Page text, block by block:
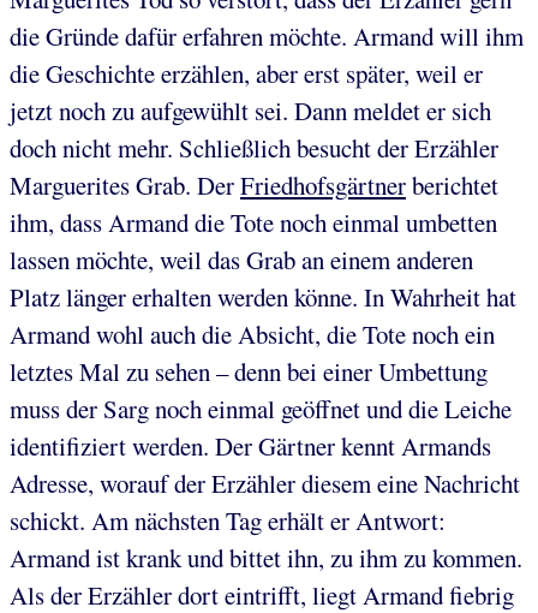
die Gründe dafür erfahren möchte. Armand will ihm
die Geschichte erzählen, aber erst später, weil er
jetzt noch zu aufgewühlt sei. Dann meldet er sich
doch nicht mehr. Schließlich besucht der Erzähler
Marguerites Grab. DerFriedhofsgärtnerberichtet
ihm, dass Armand die Tote noch einmal umbetten
lassen möchte, weil das Grab an einem anderen
Platz länger erhalten werden könne. In Wahrheit hat
Armand wohl auch die Absicht, die Tote noch ein
letztes Mal zu sehen – denn bei einer Umbettung
muss der Sarg noch einmal geöffnet und die Leiche
identifiziert werden. Der Gärtner kennt Armands
Adresse, worauf der Erzähler diesem eine Nachricht
schickt. Am nächsten Tag erhält er Antwort:
Armand ist krank und bittet ihn, zu ihm zu kommen.
Als der Erzähler dort eintrifft, liegt Armand fiebrig